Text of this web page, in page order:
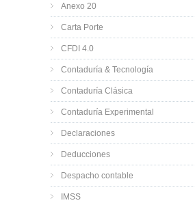
Anexo 20
Carta Porte
CFDI 4.0
Contaduría & Tecnología
Contaduría Clásica
Contaduría Experimental
Declaraciones
Deducciones
Despacho contable
IMSS